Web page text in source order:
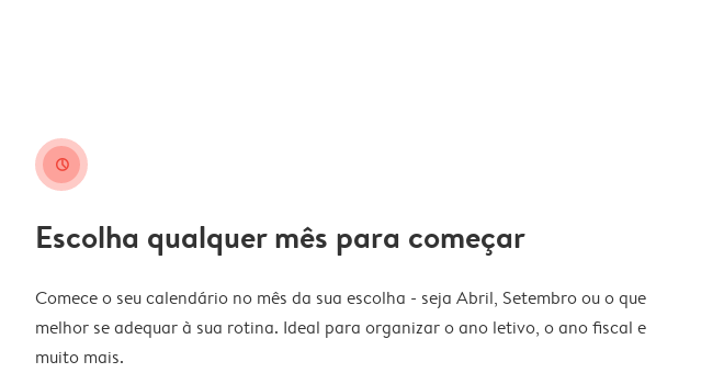
clock
Escolha qualquer mês para começar
Comece o seu calendário no mês da sua escolha - seja Abril, Setembro ou o que
melhor se adequar à sua rotina. Ideal para organizar o ano letivo, o ano fiscal e
muito mais.